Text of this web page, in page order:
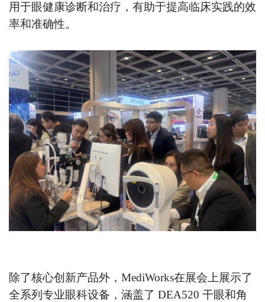
用于眼健康诊断和治疗，有助于提高临床实践的效
率和准确性。
除了核心创新产品外，MediWorks在展会上展示了
全系列专业眼科设备，涵盖了 DEA520 干眼和角